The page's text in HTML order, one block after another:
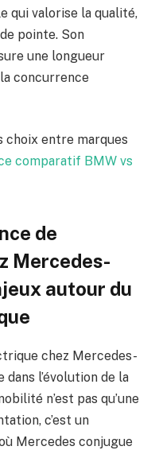
qui valorise la qualité,
pointe. Son
une longueur
concurrence
choix entre marques
comparatif BMW vs
de
Mercedes-
autour du
chez Mercedes-
l’évolution de la
n’est pas qu’une
c’est un
Mercedes conjugue